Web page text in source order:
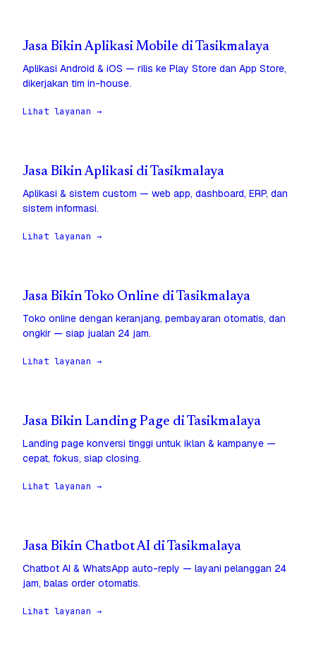
Jasa Bikin Aplikasi Mobile di Tasikmalaya
Aplikasi Android & iOS — rilis ke Play Store dan App Store,
dikerjakan tim in-house.
Lihat layanan →
Jasa Bikin Aplikasi di Tasikmalaya
Aplikasi & sistem custom — web app, dashboard, ERP, dan
sistem informasi.
Lihat layanan →
Jasa Bikin Toko Online di Tasikmalaya
Toko online dengan keranjang, pembayaran otomatis, dan
ongkir — siap jualan 24 jam.
Lihat layanan →
Jasa Bikin Landing Page di Tasikmalaya
Landing page konversi tinggi untuk iklan & kampanye —
cepat, fokus, siap closing.
Lihat layanan →
Jasa Bikin Chatbot AI di Tasikmalaya
Chatbot AI & WhatsApp auto-reply — layani pelanggan 24
jam, balas order otomatis.
Lihat layanan →